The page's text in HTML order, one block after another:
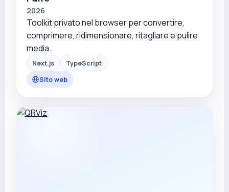
2026
Toolkit privato nel browser per convertire,
comprimere, ridimensionare, ritagliare e pulire
media.
Next.js
TypeScript
Sito web